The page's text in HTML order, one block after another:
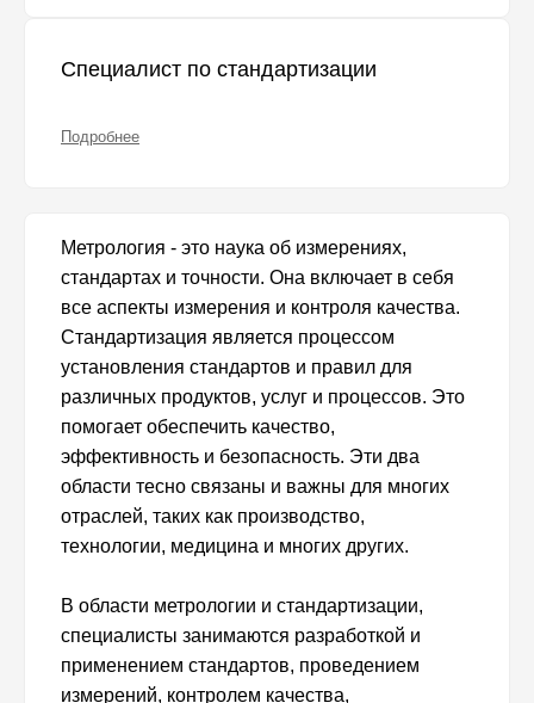
Специалист по стандартизации
Подробнее
Метрология - это наука об измерениях,
стандартах и точности. Она включает в себя
все аспекты измерения и контроля качества.
Стандартизация является процессом
установления стандартов и правил для
различных продуктов, услуг и процессов. Это
помогает обеспечить качество,
эффективность и безопасность. Эти два
области тесно связаны и важны для многих
отраслей, таких как производство,
технологии, медицина и многих других.
В области метрологии и стандартизации,
специалисты занимаются разработкой и
применением стандартов, проведением
измерений, контролем качества,